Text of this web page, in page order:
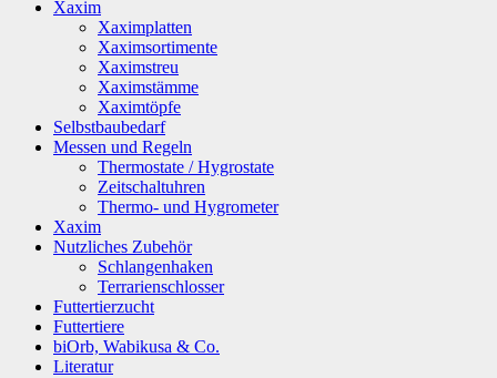
Xaxim
Xaximplatten
Xaximsortimente
Xaximstreu
Xaximstämme
Xaximtöpfe
Selbstbaubedarf
Messen und Regeln
Thermostate / Hygrostate
Zeitschaltuhren
Thermo- und Hygrometer
Xaxim
Nutzliches Zubehör
Schlangenhaken
Terrarienschlosser
Futtertierzucht
Futtertiere
biOrb, Wabikusa & Co.
Literatur